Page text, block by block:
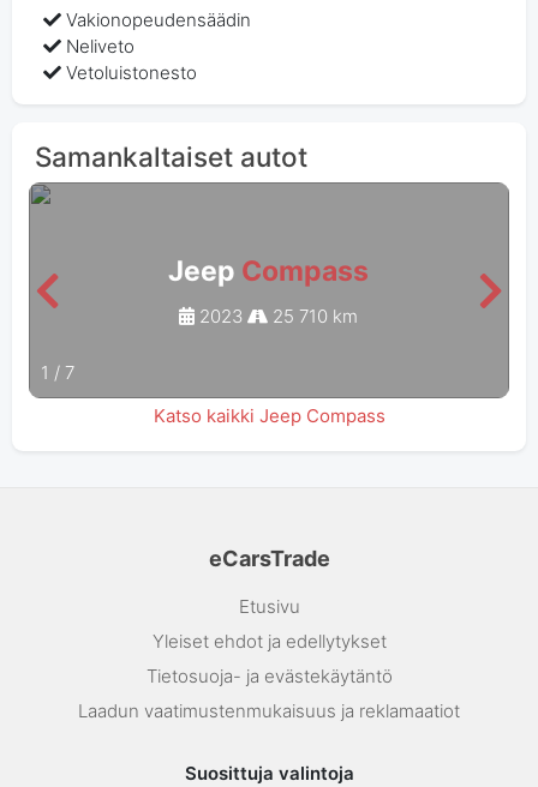
Vakionopeudensäädin
Neliveto
Vetoluistonesto
Samankaltaiset autot
Jeep Compass
2023 25 710 km
1 / 7
Katso kaikki Jeep Compass
eCarsTrade
Etusivu
Yleiset ehdot ja edellytykset
Tietosuoja- ja evästekäytäntö
Laadun vaatimustenmukaisuus ja reklamaatiot
Suosittuja valintoja